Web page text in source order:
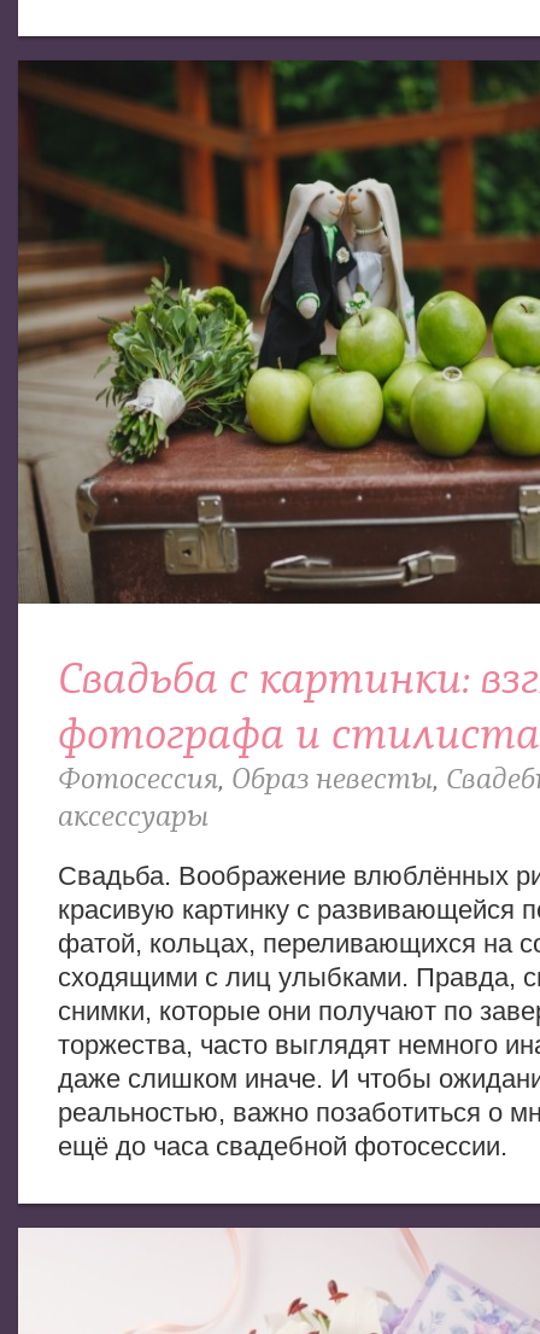
Свадьба с картинки:
фотографа и стилиста
Фотосессия, Образ невесты,
аксессуары
Свадьба. Воображение влюблённых
красивую картинку с развивающейся
фатой, кольцах, переливающихся на
сходящими с лиц улыбками. Правда,
снимки, которые они получают по
торжества, часто выглядят немного
даже слишком иначе. И чтобы
реальностью, важно позаботиться о
ещё до часа свадебной фотосессии.